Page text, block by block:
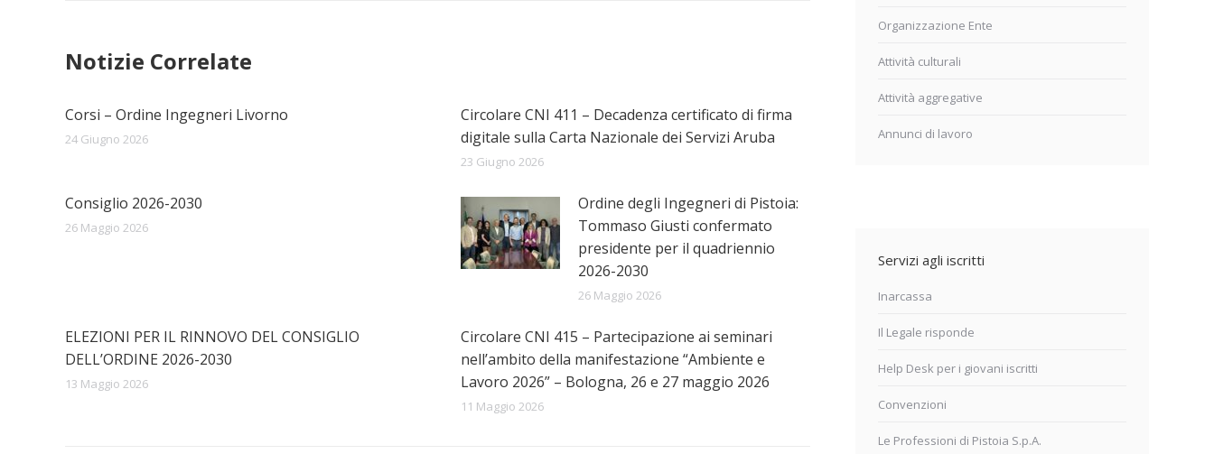
post
Notizie Correlate
Corsi – Ordine Ingegneri Livorno
24 Giugno 2026
Circolare CNI 411 – Decadenza certificato di firma
digitale sulla Carta Nazionale dei Servizi Aruba
23 Giugno 2026
Consiglio 2026-2030
26 Maggio 2026
Ordine degli Ingegneri di Pistoia:
Tommaso Giusti confermato
presidente per il quadriennio
2026-2030
26 Maggio 2026
ELEZIONI PER IL RINNOVO DEL CONSIGLIO
DELL’ORDINE 2026-2030
13 Maggio 2026
Circolare CNI 415 – Partecipazione ai seminari
nell’ambito della manifestazione “Ambiente e
Lavoro 2026” – Bologna, 26 e 27 maggio 2026
11 Maggio 2026
Organizzazione Ente
Attività culturali
Attività aggregative
Annunci di lavoro
Servizi agli iscritti
Inarcassa
Il Legale risponde
Help Desk per i giovani iscritti
Convenzioni
Le Professioni di Pistoia S.p.A.